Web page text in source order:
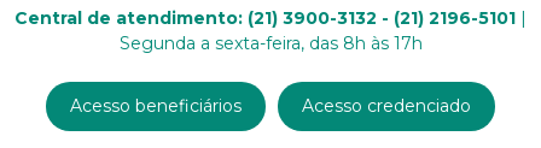
Central de atendimento: (21) 3900-3132 - (21) 2196-5101 |
Segunda a sexta-feira, das 8h às 17h
Acesso beneficiários Acesso credenciado